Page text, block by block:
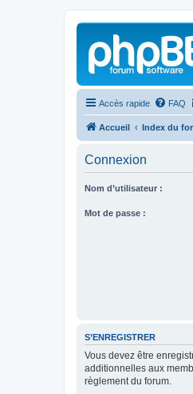
Accès rapide FAQ
Accueil Index du
Connexion
Nom d’utilisateur :
Mot de passe :
S’ENREGISTRER
Vous devez être
additionnelles aux
règlement du forum.